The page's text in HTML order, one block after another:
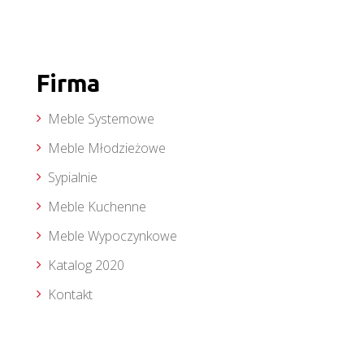
Firma
Meble Systemowe
Meble Młodzieżowe
Sypialnie
Meble Kuchenne
Meble Wypoczynkowe
Katalog 2020
Kontakt